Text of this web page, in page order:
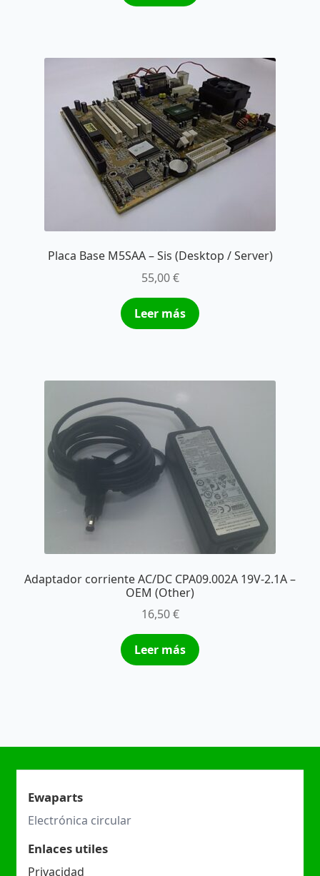
Placa Base M5SAA – Sis (Desktop / Server)
55,00€
Leer más
Adaptador corriente AC/DC CPA09.002A 19V-2.1A –
OEM (Other)
16,50€
Leer más
Ewaparts
Electrónica circular
Enlaces utiles
Privacidad